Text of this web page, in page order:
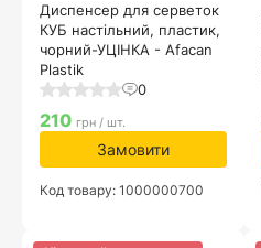
Диспенсер для серветок
КУБ настільний, пластик,
чорний-УЦІНКА - Afacan
Plastik
0
210 грн / шт.
Замовити
Код товару: 1000000700